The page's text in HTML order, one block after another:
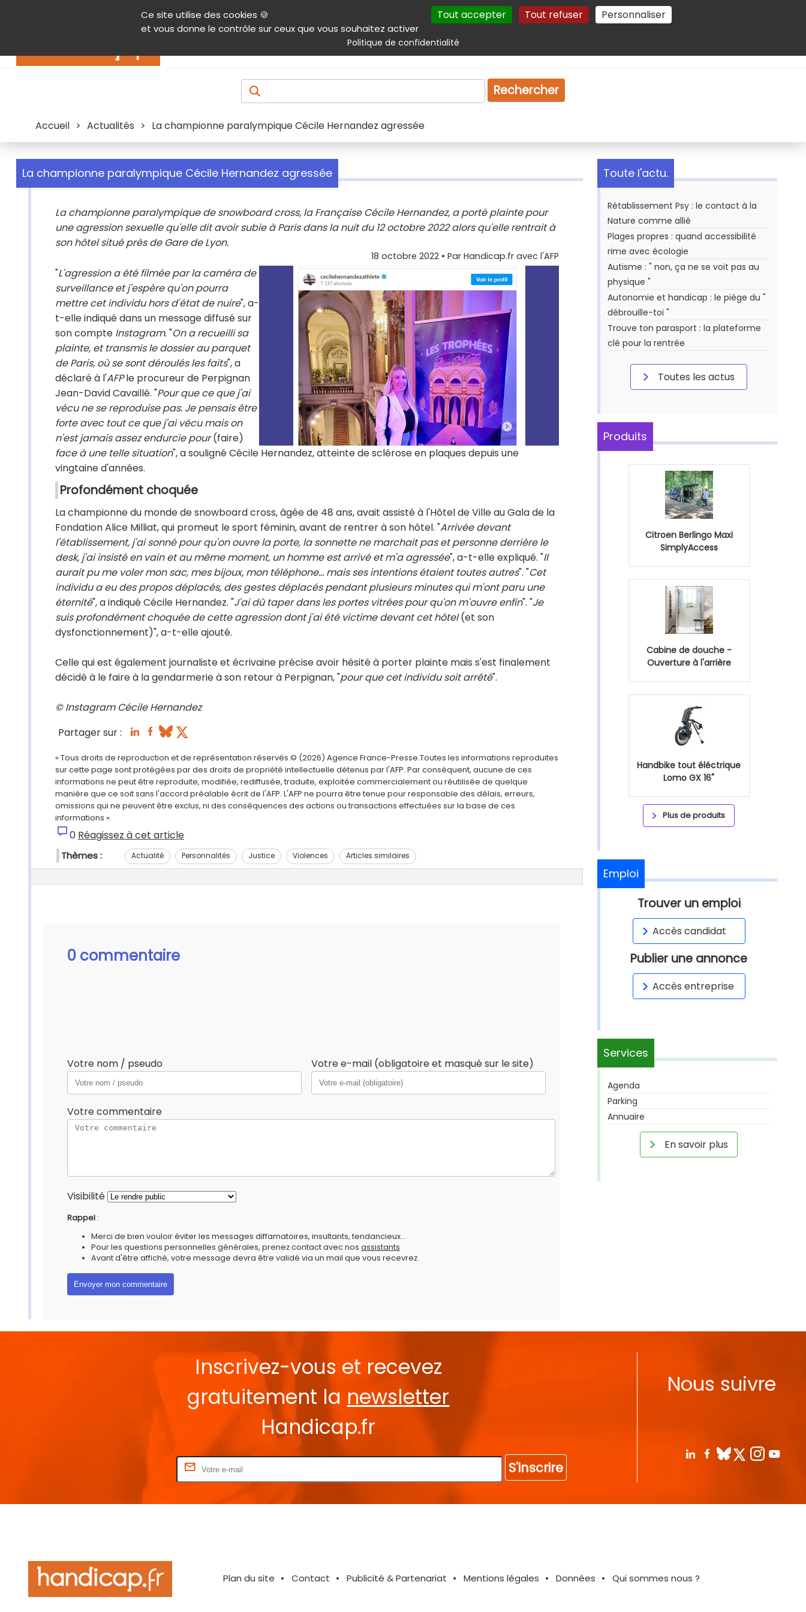
Ce site utilise des cookies 🍪
et vous donne le contrôle sur ceux que vous souhaitez activer
Tout accepter Tout refuser Personnaliser
Politique de confidentialité
Contenu Aide et accessibilité Menu principal Autres services Plan du site Gestion des cookies
Produits & services Emploi Droit
Rechercher
Accueil > Actualités > La championne paralympique Cécile Hernandez agressée
La championne paralympique Cécile Hernandez agressée
La championne paralympique de snowboard cross, la Française Cécile Hernandez, a porté plainte pour
une agression sexuelle qu'elle dit avoir subie à Paris dans la nuit du 12 octobre 2022 alors qu'elle rentrait à
son hôtel situé près de Gare de Lyon.
18 octobre 2022 • Par Handicap.fr avec l'AFP
"L'agression a été filmée par la caméra de
surveillance et j'espère qu'on pourra
mettre cet individu hors d'état de nuire", a-
t-elle indiqué dans un message diffusé sur
son compte Instagram. "On a recueilli sa
plainte, et transmis le dossier au parquet
de Paris, où se sont déroulés les faits", a
déclaré à l'AFPle procureur de Perpignan
Jean-David Cavaillé. "Pour que ce que j'ai
vécu ne se reproduise pas. Je pensais être
forte avec tout ce que j'ai vécu mais on
n'est jamais assez endurcie pour(faire)
face à une telle situation", a souligné Cécile Hernandez, atteinte de sclérose en plaques depuis une
vingtaine d'années.
Profondément choquée
La championne du monde de snowboard cross, âgée de 48 ans, avait assisté à l'Hôtel de Ville au Gala de la
Fondation Alice Milliat, qui promeut le sport féminin, avant de rentrer à son hôtel. "Arrivée devant
l'établissement, j'ai sonné pour qu'on ouvre la porte, la sonnette ne marchait pas et personne derrière le
desk, j'ai insisté en vain et au même moment, un homme est arrivé et m'a agressée", a-t-elle expliqué. "Il
aurait pu me voler mon sac, mes bijoux, mon téléphone... mais ses intentions étaient toutes autres". "Cet
individu a eu des propos déplacés, des gestes déplacés pendant plusieurs minutes qui m'ont paru une
éternité", a indiqué Cécile Hernandez. "J'ai dû taper dans les portes vitrées pour qu'on m'ouvre enfin". "Je
suis profondément choquée de cette agression dont j'ai été victime devant cet hôtel(et son
dysfonctionnement)", a-t-elle ajouté.
Celle qui est également journaliste et écrivaine précise avoir hésité à porter plainte mais s'est finalement
décidé à le faire à la gendarmerie à son retour à Perpignan, "pour que cet individu soit arrêté".
© Instagram Cécile Hernandez
Partager sur :
« Tous droits de reproduction et de représentation réservés.© (2026) Agence France-Presse.Toutes les informations reproduites
sur cette page sont protégées par des droits de propriété intellectuelle détenus par l'AFP. Par conséquent, aucune de ces
informations ne peut être reproduite, modifiée, rediffusée, traduite, exploitée commercialement ou réutilisée de quelque
manière que ce soit sans l'accord préalable écrit de l'AFP. L'AFP ne pourra être tenue pour responsable des délais, erreurs,
omissions qui ne peuvent être exclus, ni des conséquences des actions ou transactions effectuées sur la base de ces
informations ».
0 Réagissez à cet article
Thèmes : Actualité Personnalités Justice Violences Articles similaires
0 commentaire
Votre nom / pseudo Votre e-mail (obligatoire et masqué sur le site)
Votre commentaire
Visibilité
Rappel :
Merci de bien vouloir éviter les messages diffamatoires, insultants, tendancieux...
Pour les questions personnelles générales, prenez contact avec nos assistants
Avant d'être affiché, votre message devra être validé via un mail que vous recevrez.
Toute l'actu.
Rétablissement Psy : le contact à la
Nature comme allié
Plages propres : quand accessibilité
rime avec écologie
Autisme : " non, ça ne se voit pas au
physique "
Autonomie et handicap : le piège du "
débrouille-toi "
Trouve ton parasport : la plateforme
clé pour la rentrée
Toutes les actus
Produits
Citroen Berlingo Maxi
SimplyAccess
Cabine de douche -
Ouverture à l'arrière
Handbike tout éléctrique
Lomo GX 16"
Plus de produits
Emploi
Trouver un emploi
Accès candidat
Publier une annonce
Accès entreprise
Services
Agenda
Parking
Annuaire
En savoir plus
Inscrivez-vous et recevez
gratuitement la newsletter
Handicap.fr
S'inscrire
Nous suivre
Plan du site Contact Publicité & Partenariat Mentions légales Données Qui sommes nous ?